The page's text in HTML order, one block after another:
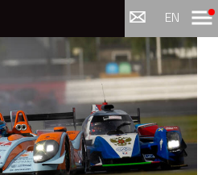
EN Menu